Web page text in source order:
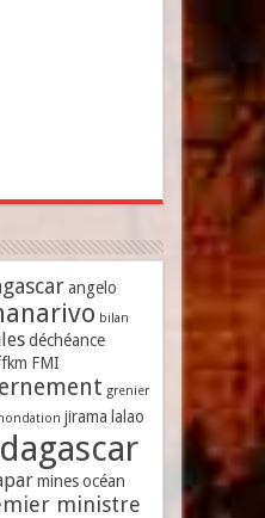
angelo
bilan
déchéance
FMI
grenier
jirama lalao
mines océan
ministre